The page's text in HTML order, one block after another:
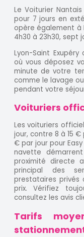
Le Voiturier
pour 7 jours en
opère également à
4h30 à 23h30, sept
Lyon-Saint
où vous déposez
minute de votre
comme le lavage
pendant votre
Voituriers
Les voituriers
jour, contre 8 à 15 €
€ par jour pour
navette
proximité directe
principal des
prestataires
prix. Vérifiez
consultez les avis
Tarifs